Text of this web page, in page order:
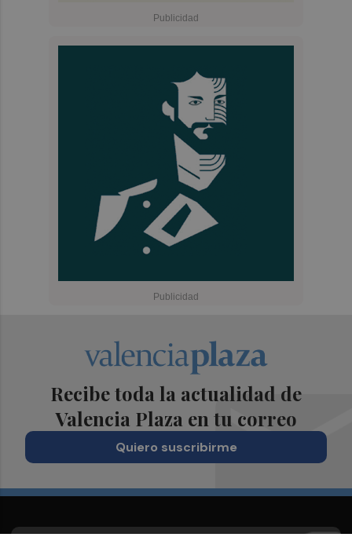
Recibe toda la actualidad de
Valencia Plaza en tu correo
Quiero suscribirme